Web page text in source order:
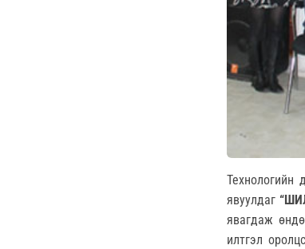
Технологийн
явуулдаг
явагдаж
илтгэл